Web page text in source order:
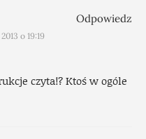
o 19:19
czyta!? Ktoś w ogóle
Odpowiedz